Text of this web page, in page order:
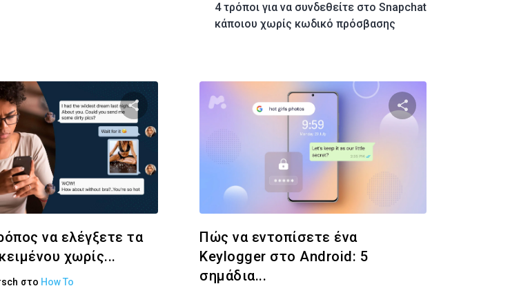
4 τρόποι για να συνδεθείτε στο Snapchat
κάποιου χωρίς κωδικό πρόσβασης
Κοινοποιήστε αυτό το άρθρο
Αντιγραφή Συνδέσμου
να ελέγξετε τα
χωρίς...
στο How To
Κοινοποιήστε αυτό
Twitter
Πώς να εντοπίσετε ένα
Keylogger στο Android: 5
σημάδια...